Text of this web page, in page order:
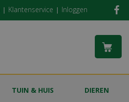
Klantenservice Inloggen
TUIN & HUIS DIEREN